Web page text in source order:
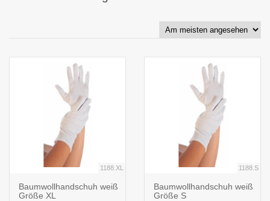
1188.XL
Baumwollhandschuh weiß
Größe XL
1188.S
Baumwollhandschuh weiß
Größe S